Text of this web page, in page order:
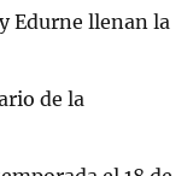
Edurne llenan la
de la